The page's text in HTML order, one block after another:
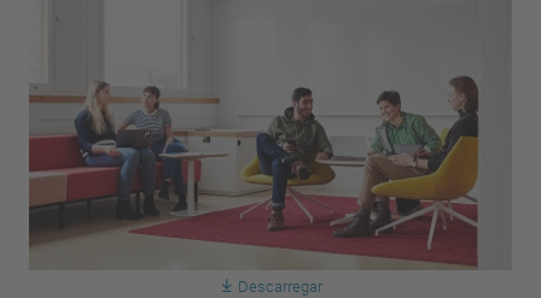
Descarregar